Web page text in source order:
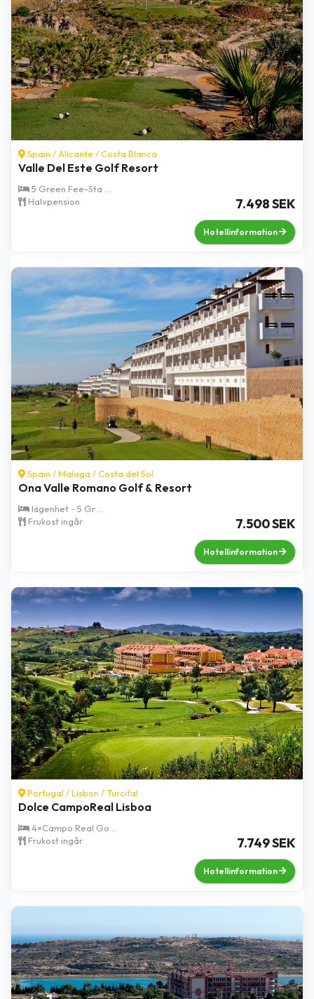
Spain /Alicante /Costa Blanca
Valle Del Este Golf Resort
5 Green Fee-Sta ...
Halvpension
7.498 SEK
Hotellinformation
Spain /Malaga /Costa del Sol
Ona Valle Romano Golf & Resort
lägenhet - 5 Gr ...
Frukost ingår
7.500 SEK
Hotellinformation
Portugal /Lisbon /Turcifal
Dolce CampoReal Lisboa
4×Campo Real Go ...
Frukost ingår
7.749 SEK
Hotellinformation